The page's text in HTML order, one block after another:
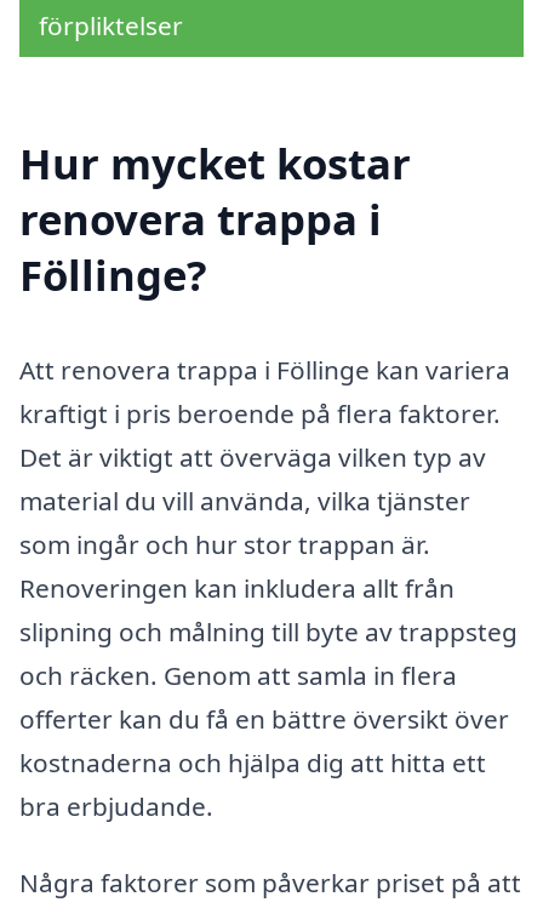
förpliktelser
Hur mycket kostar
renovera trappa i
Föllinge?
Att renovera trappa i Föllinge kan variera
kraftigt i pris beroende på flera faktorer.
Det är viktigt att överväga vilken typ av
material du vill använda, vilka tjänster
som ingår och hur stor trappan är.
Renoveringen kan inkludera allt från
slipning och målning till byte av trappsteg
och räcken. Genom att samla in flera
offerter kan du få en bättre översikt över
kostnaderna och hjälpa dig att hitta ett
bra erbjudande.
Några faktorer som påverkar priset på att